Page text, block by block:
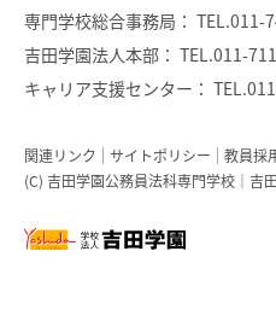
専門学校総合事務局： TEL.011-
吉田学園法人本部： TEL.011-
キャリア支援センター：
関連リンク サイトポリシー 教員採
(C) 吉田学園公務員法科専門学校｜吉